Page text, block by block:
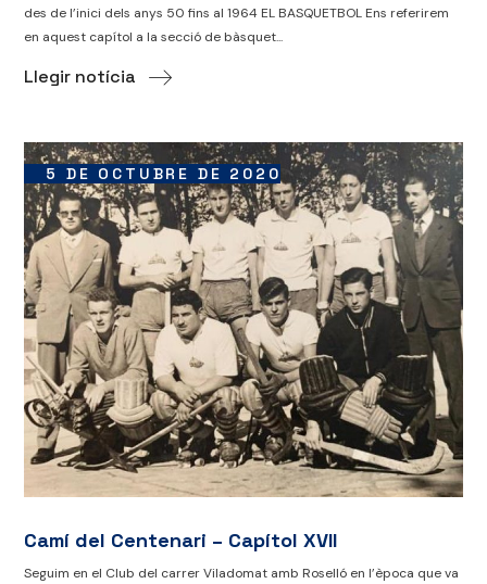
des de l’inici dels anys 50 fins al 1964 EL BASQUETBOL Ens referirem
en aquest capítol a la secció de bàsquet...
Llegir notícia
5 DE OCTUBRE DE 2020
Camí del Centenari – Capítol XVII
Seguim en el Club del carrer Viladomat amb Roselló en l’època que va